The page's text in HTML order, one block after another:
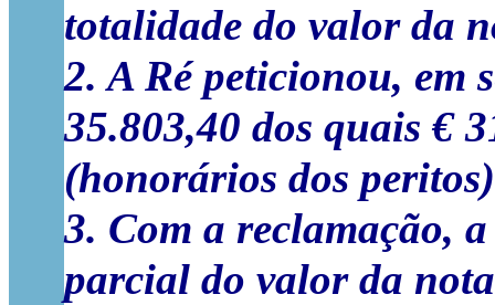
totalidade do valor da
2. A Ré peticionou, em
35.803,40 dos quais €
(honorários dos
3. Com a reclamação,
parcial do valor da